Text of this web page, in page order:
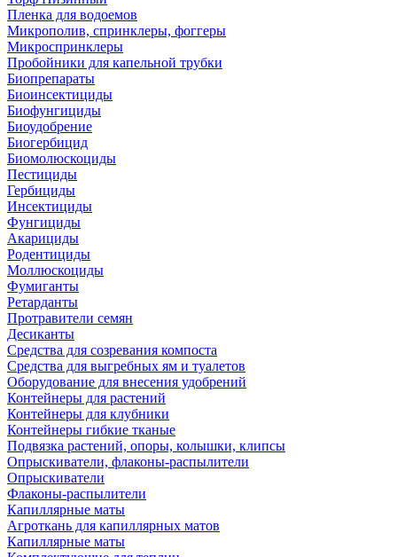
Пленка для водоемов
Микрополив, спринклеры, фоггеры
Микроспринклеры
Пробойники для капельной трубки
Биопрепараты
Биоинсектициды
Биофунгициды
Биоудобрение
Биогербицид
Биомолюскоциды
Пестициды
Гербициды
Инсектициды
Фунгициды
Акарициды
Родентициды
Моллюскоциды
Фумиганты
Ретарданты
Протравители семян
Десиканты
Средства для созревания компоста
Средства для выгребных ям и туалетов
Оборудование для внесения удобрений
Контейнеры для растений
Контейнеры для клубники
Контейнеры гибкие тканые
Подвязка растений, опоры, колышки, клипсы
Опрыскиватели, флаконы-распылители
Опрыскиватели
Флаконы-распылители
Капиллярные маты
Агроткань для капиллярных матов
Капиллярные маты